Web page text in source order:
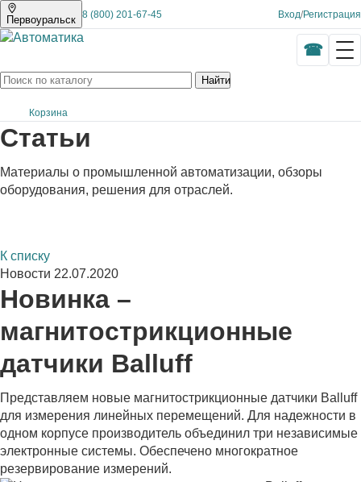
Первоуральск 8 (800) 201-67-45 Вход/Регистрация
Найти
Корзина
Статьи
Материалы о промышленной автоматизации, обзоры
оборудования, решения для отраслей.
К списку
Новости 22.07.2020
Новинка –
магнитострикционные
датчики Balluff
Представляем новые магнитострикционные датчики Balluff
для измерения линейных перемещений. Для надежности в
одном корпусе производитель объединил три независимые
электронные системы. Обеспечено многократное
резервирование измерений.